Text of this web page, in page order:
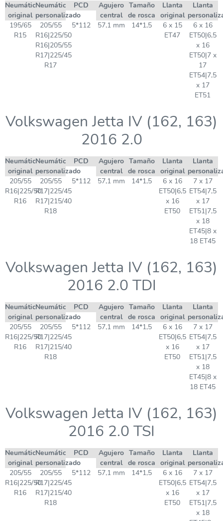
Neumático
original
Neumático
personalizado
PCD
Agujero
central
Tamaño
de rosca
Llanta
original
Llanta
195/65
R15
205/55
R16|225/50
R16|205/55
R17|225/45
R17
5*112 57,1 mm 14*1,5
6 x 15
ET47
6 x 16
ET50|6,5
x 16
ET50|7 x
17
ET54|7,5
x 17
ET51
Volkswagen Jetta IV (162, 163)
2016 2.0
Neumático
original
Neumático
personalizado
PCD
Agujero
central
Tamaño
de rosca
Llanta
original
Llanta
205/55
R16|225/50
R16
205/55
R17|225/45
R17|215/40
R18
5*112 57,1 mm 14*1,5
6 x 16
ET50|6,5
x 16
ET50
7 x 17
ET54|7,5
x 17
ET51|7,5
x 18
ET45|8 x
18 ET45
Volkswagen Jetta IV (162, 163)
2016 2.0 TDI
Neumático
original
Neumático
personalizado
PCD
Agujero
central
Tamaño
de rosca
Llanta
original
Llanta
205/55
R16|225/50
R16
205/55
R17|225/45
R17|215/40
R18
5*112 57,1 mm 14*1,5
6 x 16
ET50|6,5
x 16
ET50
7 x 17
ET54|7,5
x 17
ET51|7,5
x 18
ET45|8 x
18 ET45
Volkswagen Jetta IV (162, 163)
2016 2.0 TSI
Neumático
original
Neumático
personalizado
PCD
Agujero
central
Tamaño
de rosca
Llanta
original
Llanta
205/55
R16|225/50
R16
205/55
R17|225/45
R17|215/40
R18
5*112 57,1 mm 14*1,5
6 x 16
ET50|6,5
x 16
ET50
7 x 17
ET54|7,5
x 17
ET51|7,5
x 18